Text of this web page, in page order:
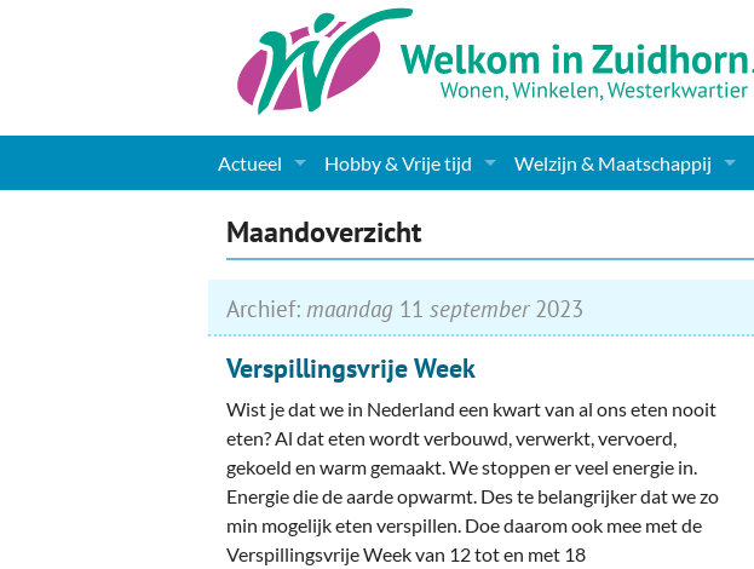
Actueel
Nieuws
Gemeente informatie
Dorpen
Woningaanbod
Columns & Redactioneel
Foto-pagina
Hobby & Vrije tijd
Muziek
Toerisme & Musea
Podia & Dorpshuizen
Welzijn & Maatschappij
Levensbeschouwelijk
Onderwijs & jeugd
Ouderen
Maandoverzicht
Archief: maandag 11 september2023
Verspillingsvrije Week
Wist je dat we in Nederland een kwart van al ons eten nooit
eten? Al dat eten wordt verbouwd, verwerkt, vervoerd,
gekoeld en warm gemaakt. We stoppen er veel energie in.
Energie die de aarde opwarmt. Des te belangrijker dat we zo
min mogelijk eten verspillen. Doe daarom ook mee met de
Verspillingsvrije Week van 12 tot en met 18